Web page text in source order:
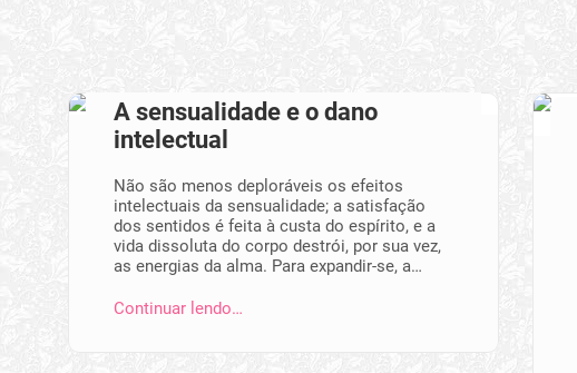
A sensualidade e o dano
intelectual
Não são menos deploráveis os efeitos
intelectuais da sensualidade; a satisfação
dos sentidos é feita à custa do espírito, e a
vida dissoluta do corpo destrói, por sua vez,
as energias da alma. Para expandir-se, a…
Continuar lendo…